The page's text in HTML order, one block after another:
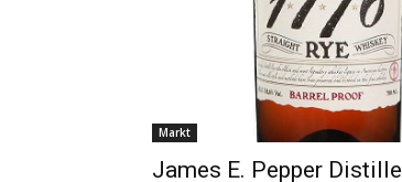
Markt
James E. Pepper